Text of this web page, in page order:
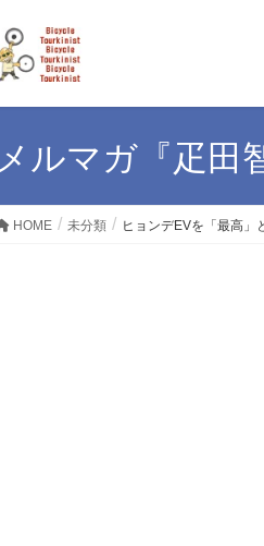
メルマガ『疋田
HOME 未分類 ヒョンデEVを「最高」